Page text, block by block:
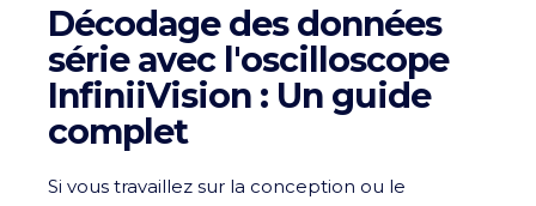
Décodage des données
série avec l'oscilloscope
InfiniiVision : Un guide
complet
Si vous travaillez sur la conception ou le